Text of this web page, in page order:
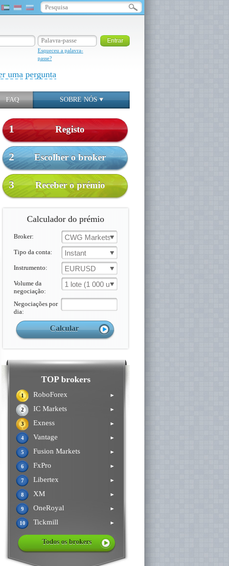
Esqueceu a palavra-
passe?
uma pergunta
FAQ SOBRE NÓS
1 Registo
2 Escolher o broker
3 Receber o prémio
Calculador do prémio
Broker: CWG Markets
Tipo da conta: Instant
Instrumento: EURUSD
Volume da
negociação:
1 lote (1 000 un.)
Negociações por
dia:
TOP brokers
1 RoboForex ►
2 IC Markets ►
3 Exness ►
4 Vantage ►
5 Fusion Markets ►
6 FxPro ►
7 Libertex ►
8 XM ►
9 OneRoyal ►
10 Tickmill ►
Todos os brokers